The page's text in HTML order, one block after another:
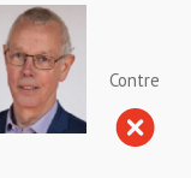
Contre